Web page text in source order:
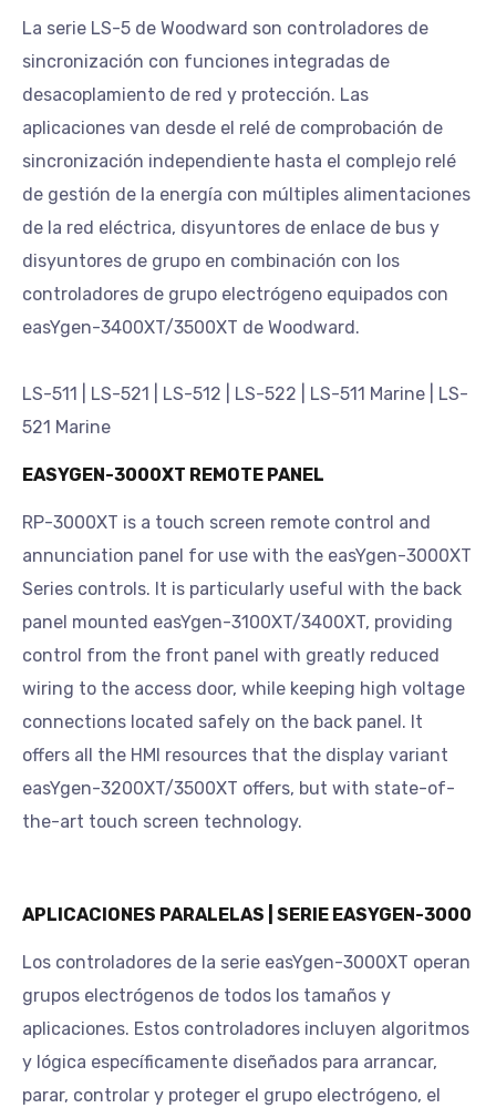
La serie LS-5 de Woodward son controladores de
sincronización con funciones integradas de
desacoplamiento de red y protección. Las
aplicaciones van desde el relé de comprobación de
sincronización independiente hasta el complejo relé
de gestión de la energía con múltiples alimentaciones
de la red eléctrica, disyuntores de enlace de bus y
disyuntores de grupo en combinación con los
controladores de grupo electrógeno equipados con
easYgen-3400XT/3500XT de Woodward.
LS-511 | LS-521 | LS-512 | LS-522 | LS-511 Marine | LS-
521 Marine
EASYGEN-3000XT REMOTE PANEL
RP-3000XT is a touch screen remote control and
annunciation panel for use with the easYgen-3000XT
Series controls. It is particularly useful with the back
panel mounted easYgen-3100XT/3400XT, providing
control from the front panel with greatly reduced
wiring to the access door, while keeping high voltage
connections located safely on the back panel. It
offers all the HMI resources that the display variant
easYgen-3200XT/3500XT offers, but with state-of-
the-art touch screen technology.
APLICACIONES PARALELAS | SERIE EASYGEN-3000
Los controladores de la serie easYgen-3000XT operan
grupos electrógenos de todos los tamaños y
aplicaciones. Estos controladores incluyen algoritmos
y lógica específicamente diseñados para arrancar,
parar, controlar y proteger el grupo electrógeno, el